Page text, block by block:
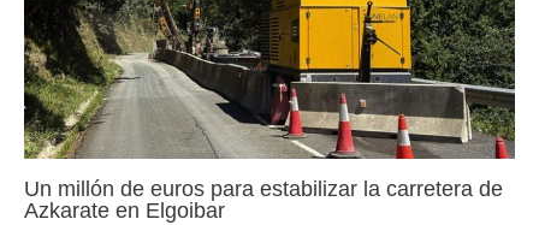
Un millón de euros para estabilizar la carretera de
Azkarate en Elgoibar